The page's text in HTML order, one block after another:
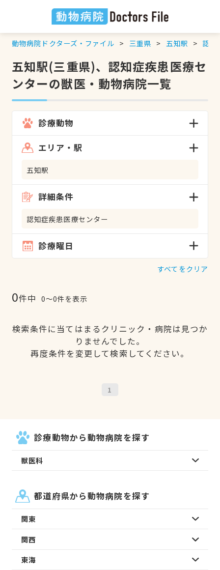
動物病院ドクターズ・ファイル 三重県 五知駅 認知
五知駅(三重県)、認知症疾患医療セ
ンターの獣医・動物病院一覧
診療動物
エリア・駅
五知駅
詳細条件
認知症疾患医療センター
診療曜日
すべてをクリア
0件中 0〜0件を表示
検索条件に当てはまるクリニック・病院は見つか
りませんでした。
再度条件を変更して検索してください。
1
診療動物から動物病院を探す
獣医科
都道府県から動物病院を探す
関東
関西
東海